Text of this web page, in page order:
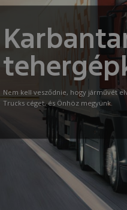
Nem kell vesződnie, hogy járművét
Trucks céget, és Önhöz megyünk.